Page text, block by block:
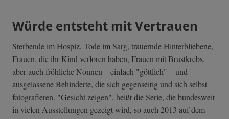
Würde entsteht mit Vertrauen
Sterbende im Hospiz, Tode im Sarg, trauernde Hinterbliebene,
Frauen, die ihr Kind verloren haben, Frauen mit Brustkrebs,
aber auch fröhliche Nonnen – einfach "göttlich" – und
ausgelassene Behinderte, die sich gegenseitig und sich selbst
fotografieren. "Gesicht zeigen", heißt die Serie, die bundesweit
in vielen Ausstellungen gezeigt wird, so auch 2013 auf dem